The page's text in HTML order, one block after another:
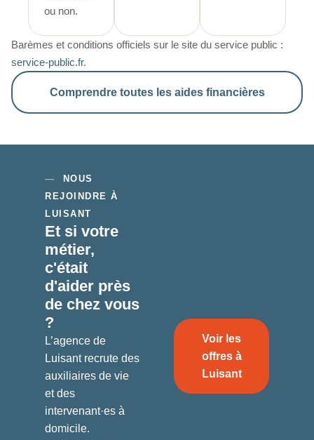
ou non.
Barèmes et conditions officiels sur le site du service public :
service-public.fr.
Comprendre toutes les aides financières
— NOUS
REJOINDRE À
LUISANT
Et si votre
métier,
c'était
d'aider près
de chez vous
?
L’agence de
Luisant recrute des
auxiliaires de vie
et des
intervenant·es à
domicile.
Voir les
offres à
Luisant